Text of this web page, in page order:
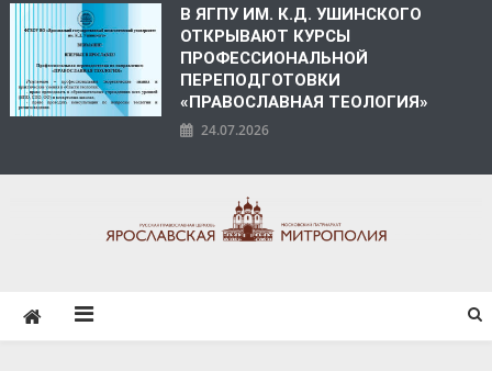
В ЯГПУ ИМ. К.Д. УШИНСКОГО
ОТКРЫВАЮТ КУРСЫ
ПРОФЕССИОНАЛЬНОЙ
ПЕРЕПОДГОТОВКИ
«ПРАВОСЛАВНАЯ ТЕОЛОГИЯ»
24.07.2026